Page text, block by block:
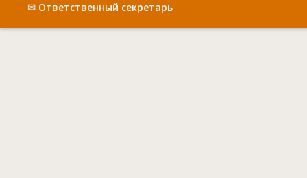
✉ Ответственный cекретарь